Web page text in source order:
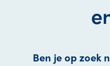
Ben je op zoek